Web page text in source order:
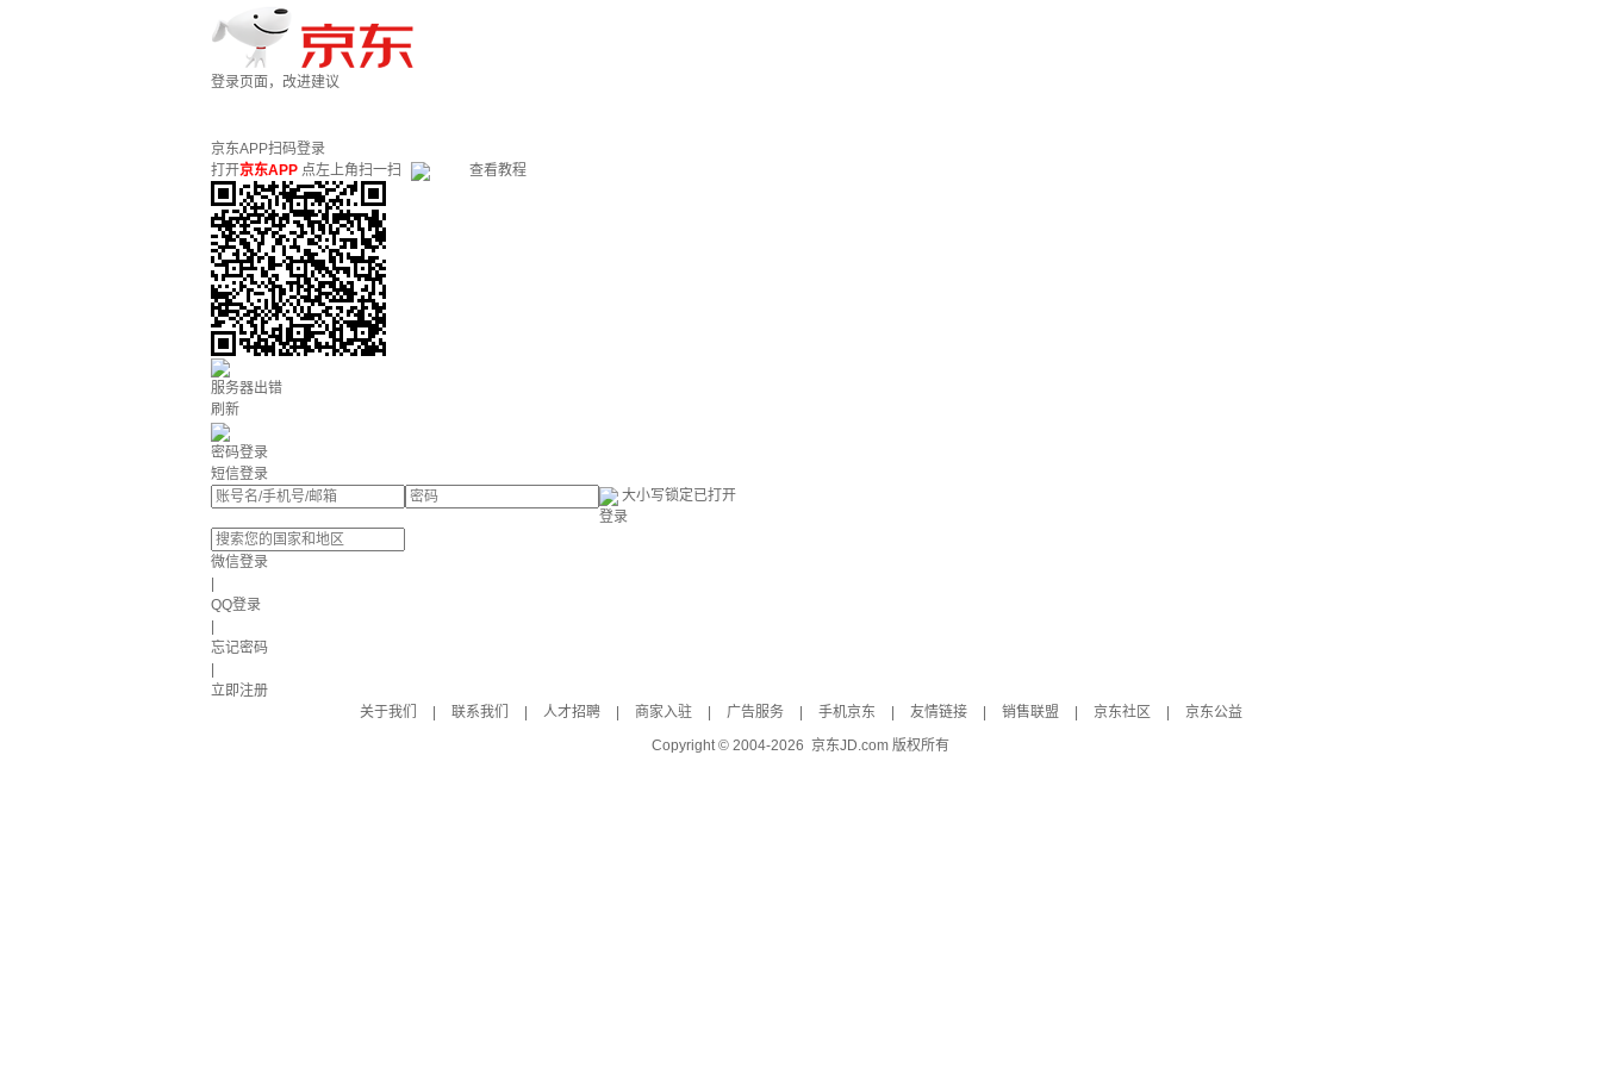
登录页面，改进建议
京东APP扫码登录
打开京东APP 点左上角扫一扫 查看教程
服务器出错
刷新
密码登录
短信登录
大小写锁定已打开
登录
微信登录
QQ登录
忘记密码
立即注册
关于我们
联系我们 人才招聘 商家入驻 广告服务 手机京东 友情链接 销售联盟 京东社区
京东公益
Copyright © 2004-2026 京东JD.com 版权所有